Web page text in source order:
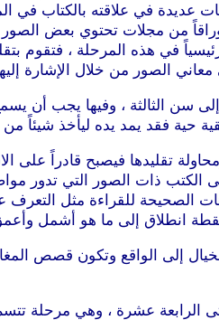
في علاقته بالكتاب في
من مجلات تحتوي بعض
في هذه المرحلة ، فتقوم
الصور من خلال الإشارة
سن الثالثة ، وفيها يجب أن
حية فقد يمد يده ليأخذ
تقليدها فيصبح قادراً
الكتب ذات الصور التي تدور
الصحيحة للقراءة مثل
انطلاق إلى ما هو أشمل
إلى الواقع وتكون قصص
الرابعة عشرة ، وهي مرحلة